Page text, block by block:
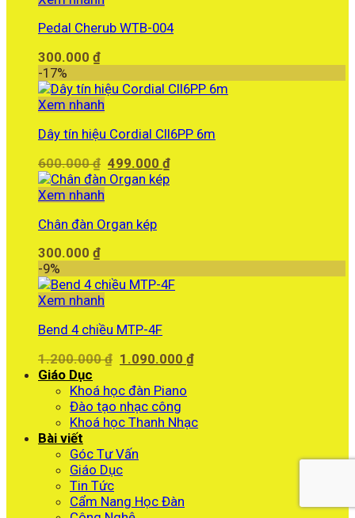
Pedal Cherub WTB-004
300.000 ₫
-17%
Xem nhanh
Dây tín hiệu Cordial CII6PP 6m
600.000₫ Giá
gốc
499.000₫Giá
Xem nhanh
Chân đàn Organ kép
300.000 ₫
-9%
Xem nhanh
Bend 4 chiều MTP-4F
1.200.000₫ Giá
là:
1.200.000 ₫.
1.090.000₫Giá
1.090.000 ₫.
Giáo Dục
Khoá học đàn Piano
Đào tạo nhạc công
Khoá học Thanh Nhạc
Bài viết
Góc Tư Vấn
Giáo Dục
Tin Tức
Cẩm Nang Học Đàn